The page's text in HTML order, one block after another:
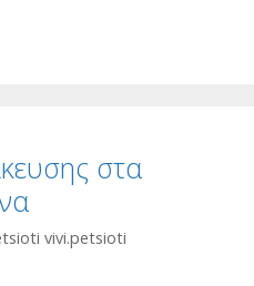
στα
vivi.petsioti